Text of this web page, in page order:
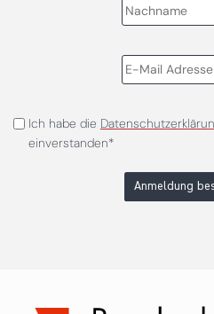
Ich habe die
einverstanden*
Anmeldung